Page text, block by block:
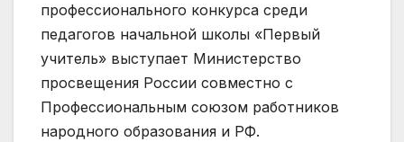
профессионального конкурса среди
педагогов начальной школы «Первый
учитель» выступает Министерство
просвещения России совместно с
Профессиональным союзом работников
народного образования и РФ.